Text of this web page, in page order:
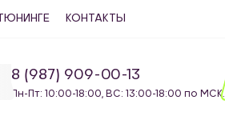
КОНТАКТЫ
8 (987) 909-00-13
Пн-Пт: 10:00-18:00, ВС: 13:00-18:00 по МСК.